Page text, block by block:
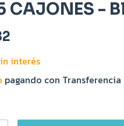
CAJONES -
interés
pagando con Transferencia